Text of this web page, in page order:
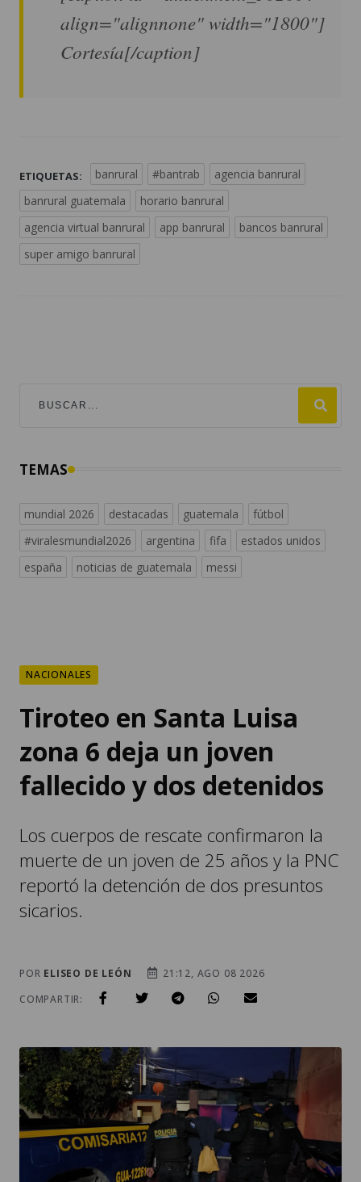
align="alignnone" width="1800"]
Cortesía[/caption]
ETIQUETAS: banrural #bantrab
agencia banrural
banrural guatemala
horario banrural
agencia virtual banrural
app banrural
bancos banrural
super amigo banrural
TEMAS
mundial 2026 destacadas guatemala
fútbol
#viralesmundial2026
argentina fifa
estados unidos
españa
noticias de guatemala messi
NACIONALES
Tiroteo en Santa Luisa
zona 6 deja un joven
fallecido y dos detenidos
Los cuerpos de rescate confirmaron la
muerte de un joven de 25 años y la PNC
reportó la detención de dos presuntos
sicarios.
POR ELISEO DE LEÓN
21:12, AGO 08 2026
COMPARTIR: